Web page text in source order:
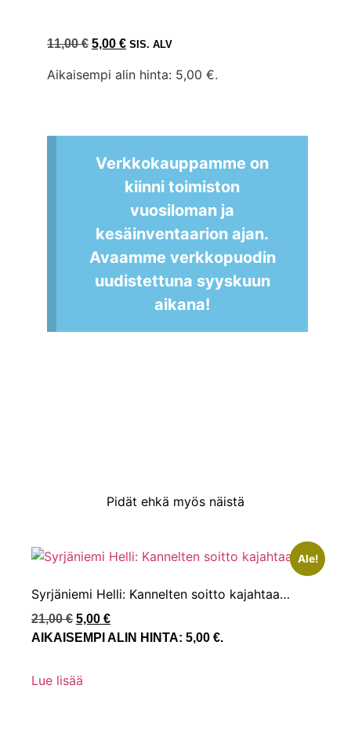
11,00€ 5,00 € SIS. ALV
Aikaisempi alin hinta: 5,00 €.
Verkkokauppamme on
kiinni toimiston
vuosiloman ja
kesäinventaarion ajan.
Avaamme verkkopuodin
uudistettuna syyskuun
aikana!
Pidät ehkä myös näistä
Ale!
Syrjäniemi Helli: Kannelten soitto kajahtaa…
21,00€ 5,00 €
AIKAISEMPI ALIN HINTA: 5,00 €.
Lue lisää